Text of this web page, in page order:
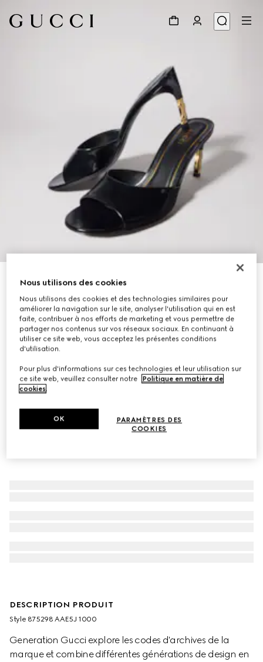
Mules avec motif 'Bamboo' pour femme
€ 820
Déclinaisonscuir noir
DESCRIPTION PRODUIT
Style ‎875298 AAE5J 1000
Generation Gucci explore les codes d'archives de la
marque et combine différentes générations de design en
Nous utilisons des cookies
Nous utilisons des cookies et des technologies similaires pour
améliorer la navigation sur le site, analyser l'utilisation qui en est
faite, contribuer à nos efforts de marketing et vous permettre de
partager nos contenus sur vos réseaux sociaux. En continuant à
utiliser ce site web, vous acceptez les présentes conditions
d'utilisation.
Pour plus d'informations sur ces technologies et leur utilisation sur
ce site web, veuillez consulter notre
Politique en matière de
cookies.
PARAMÈTRES DES
COOKIES
OK